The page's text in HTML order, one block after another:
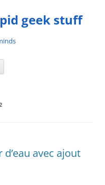
geek stuff
avec ajout